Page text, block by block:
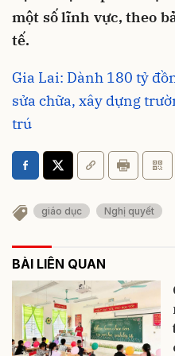
một số lĩnh vực, theo
tế.
Gia Lai: Dành 180 tỷ
sửa chữa, xây dựng
trú
giáo dục Nghị quyết
BÀI LIÊN QUAN